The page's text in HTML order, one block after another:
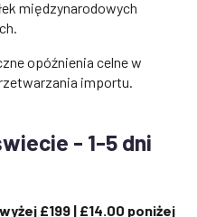
międzynarodowych
opóźnienia celne w
importu.
- 1-5 dni
£199 | £14.00 poniżej